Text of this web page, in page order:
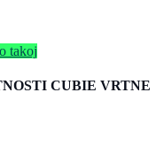
takoj
CUBIE VRTNE